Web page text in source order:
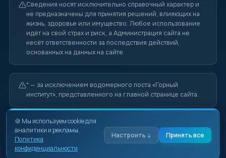
Сведения носят исключительно справочный характер и
не предназначены для принятия решений, влияющих на
жизнь, здоровье или имущество. Любое использование
идёт на свой страх и риск, а Администрация сайта не
несёт ответственности за последствия действий,
основанных на данных на сайте.
* — за исключением водомерного поста «Горный
институт», представленного на главной странице сайта.
© 2026 SPBWater —spbwater.su
support@spbwater.su
Данные предоставляются в ознакомительных целях
🍪 Мы используем cookie для
аналитики и рекламы.
Политика
конфиденциальности
Настроить ↓ Принять все